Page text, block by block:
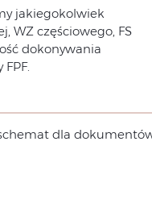
jakiegokolwiek
WZ częściowego, FS
dokonywania
dla